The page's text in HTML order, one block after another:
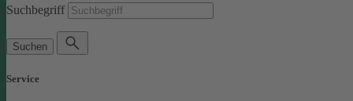
Suchbegriff
Suchen
Service